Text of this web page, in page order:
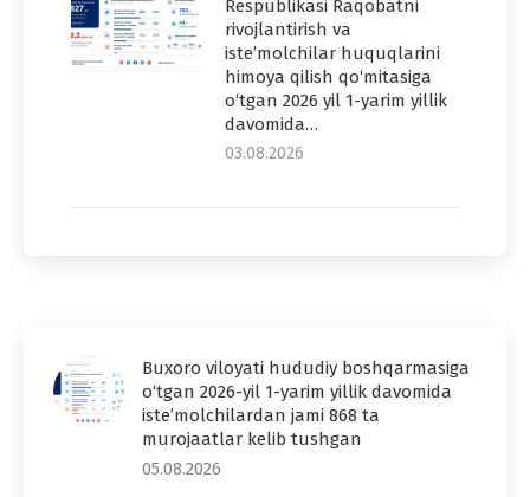
Respublikasi Raqobatni
rivojlantirish va
iste’molchilar huquqlarini
himoya qilish qo‘mitasiga
o‘tgan 2026 yil 1-yarim yillik
davomida…
03.08.2026
Buxoro viloyati hududiy boshqarmasiga
o‘tgan 2026-yil 1-yarim yillik davomida
iste’molchilardan jami 868 ta
murojaatlar kelib tushgan
05.08.2026